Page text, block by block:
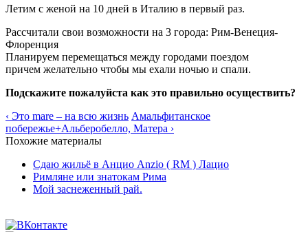
Летим с женой на 10 дней в Италию в первый раз.
Рассчитали свои возможности на 3 города: Рим-Венеция-
Флоренция
Планируем перемещаться между городами поездом
причем желательно чтобы мы ехали ночью и спали.
Подскажите пожалуйста как это правильно осуществить?
‹ Это mare – на всю жизнь Амальфитанское
побережье+Альберобелло, Матера ›
Похожие материалы
Сдаю жильё в Анцио Anzio ( RM ) Лацио
Римляне или знатокам Рима
Мой заснеженный рай.